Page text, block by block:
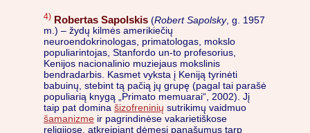
4) Robertas Sapolskis (Robert Sapolsky, g. 1957
m.) – žydų kilmės amerikiečių
neuroendokrinologas, primatologas, mokslo
populiarintojas, Stanfordo un-to profesorius,
Kenijos nacionalinio muziejaus mokslinis
bendradarbis. Kasmet vyksta į Keniją tyrinėti
babuinų, stebint tą pačią jų grupę (pagal tai parašė
populiarią knygą „Primato memuarai“, 2002). Jį
taip pat domina šizofreninių sutrikimų vaidmuo
šamanizme ir pagrindinėse vakarietiškose
religijose, atkreipiant dėmesį panašumus tarp